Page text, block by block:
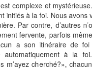
complexe et
initiés à la foi. Nous
Par contre, d’autres
fervente, parfois
a son itinéraire de
automatiquement à la
m’ayez cherché?»,